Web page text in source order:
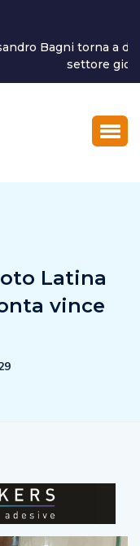
alla crescita del
Latina
vince